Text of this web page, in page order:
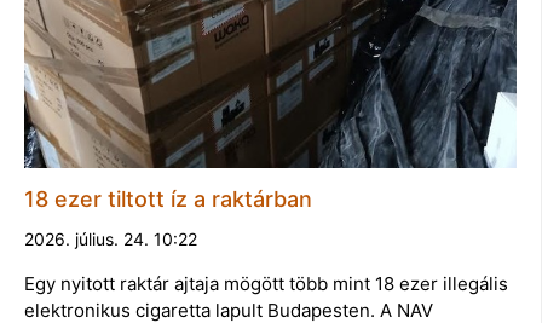
18 ezer tiltott íz a raktárban
2026. július. 24. 10:22
Egy nyitott raktár ajtaja mögött több mint 18 ezer illegális
elektronikus cigaretta lapult Budapesten. A NAV